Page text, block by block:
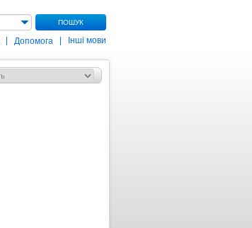
ПОШУК
Допомога Інші мови